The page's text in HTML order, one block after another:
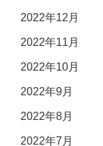
2022年12月
2022年11月
2022年10月
2022年9月
2022年8月
2022年7月